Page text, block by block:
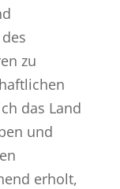
zu
das Land
und
erholt,